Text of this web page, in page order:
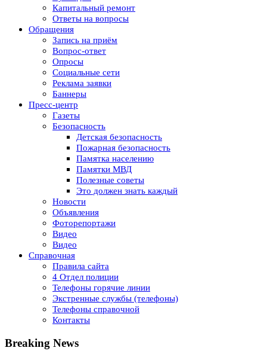
Капитальный ремонт
Ответы на вопросы
Обращения
Запись на приём
Вопрос-ответ
Опросы
Социальные сети
Реклама заявки
Баннеры
Пресс-центр
Газеты
Безопасность
Детская безопасность
Пожарная безопасность
Памятка населению
Памятки МВД
Полезные советы
Это должен знать каждый
Новости
Объявления
Фоторепортажи
Видео
Видео
Справочная
Правила сайта
4 Отдел полиции
Телефоны горячие линии
Экстренные службы (телефоны)
Телефоны справочной
Контакты
Breaking News